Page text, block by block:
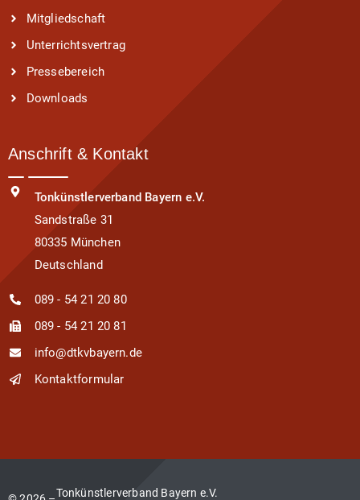
Mitgliedschaft
Unterrichtsvertrag
Pressebereich
Downloads
Anschrift & Kontakt
Tonkünstlerverband Bayern e.V.
Sandstraße 31
80335 München
Deutschland
089 - 54 21 20 80
089 - 54 21 20 81
info@dtkvbayern.de
Kontaktformular
Tonkünstlerverband Bayern e.V.